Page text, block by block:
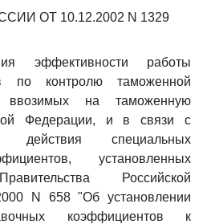
ОТ 10.12.2002 N 1329
эффективности работы
по контролю таможенной
ввозимых на таможенную
Федерации, и в связи с
действия специальных
установленных
Российской
N 658 "Об установлении
коэффициентов к